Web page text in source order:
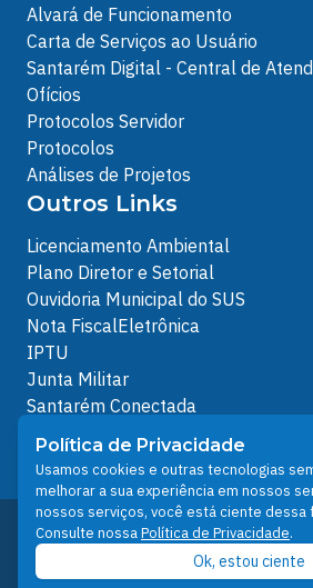
Alvará de Funcionamento
Carta de Serviços ao Usuário
Santarém Digital - Central de
Ofícios
Protocolos Servidor
Protocolos
Análises de Projetos
Outros Links
Licenciamento Ambiental
Plano Diretor e Setorial
Ouvidoria Municipal do SUS
Nota FiscalEletrônica
IPTU
Junta Militar
Santarém Conectada
Política de Privacidade
People illustrations by Storyset
Desenvolvido pelo Núcleo
Tecnologia da Informação - NTI
Prefeitura de Santarém © 2026
Política de Privacidade
Usamos cookies e outras tecnologias
melhorar a sua experiência em nossos
nossos serviços, você está ciente dessa
Consulte nossaPolítica de Privacidade.
Ok, estou ciente